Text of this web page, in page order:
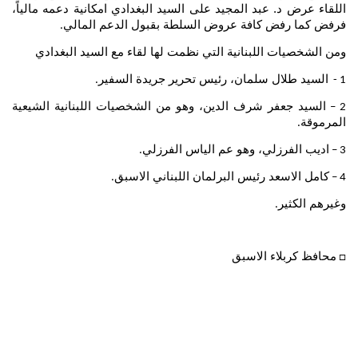
اللقاء عرض د. عبد المجيد على السيد البغدادي امكانية دعمه مالياً،
فرفض كما رفض كافة عروض السلطة بقبول الدعم المالي.
ومن الشخصيات اللبنانية التي نظمت لها لقاء مع السيد البغدادي
1 - السيد طلال سلمان، رئيس تحرير جريدة السفير .
2 –
السيد جعفر شرف الدين، وهو من الشخصيات اللبنانية الشيعية
المرموقة.
3 – اديب الفرزلي، وهو عم الياس الفرزلي.
4 – كامل الاسعد رئيس البرلمان اللبناني الاسبق.
وغيرهم الكثير .
□ محافظ كربلاء الاسبق